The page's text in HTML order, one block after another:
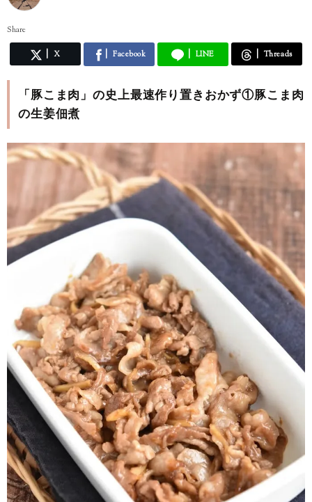
Share
X Facebook LINE Threads
「豚こま肉」の史上最速作り置きおかず①豚こま肉
の生姜佃煮